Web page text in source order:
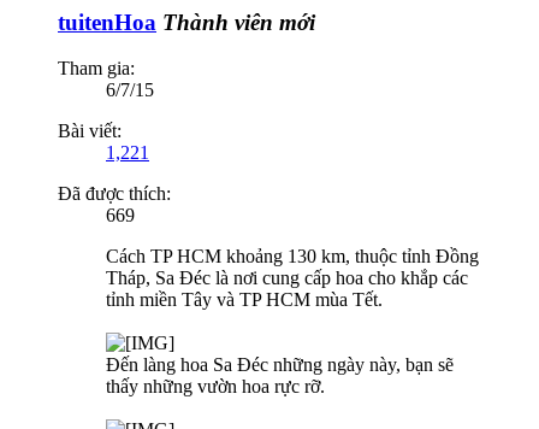
tuitenHoa Thành viên mới
Tham gia:
6/7/15
Bài viết:
1,221
Đã được thích:
669
Cách TP HCM khoảng 130 km, thuộc tỉnh Đồng
Tháp, Sa Đéc là nơi cung cấp hoa cho khắp các
tỉnh miền Tây và TP HCM mùa Tết.
Đến làng hoa Sa Đéc những ngày này, bạn sẽ
thấy những vườn hoa rực rỡ.